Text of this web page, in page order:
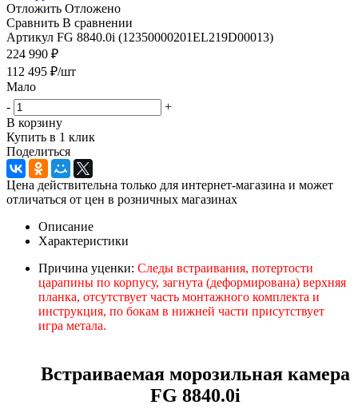
Отложить Отложено
Сравнить В сравнении
Артикул FG 8840.0i (12350000201EL219D00013)
224 990 ₽
112 495 ₽/шт
Мало
-
+
В корзину
Купить в 1 клик
Поделиться
Цена действительна только для интернет-магазина и может
отличаться от цен в розничных магазинах
Описание
Характеристики
Причина уценки: Следы встраивания, потертости
царапины по корпусу, загнута (деформирована) верхняя
планка, отсутствует часть монтажного комплекта и
инструкция, по бокам в нижней части присутствует
игра метала.
Встраиваемая морозильная камера
FG 8840.0i